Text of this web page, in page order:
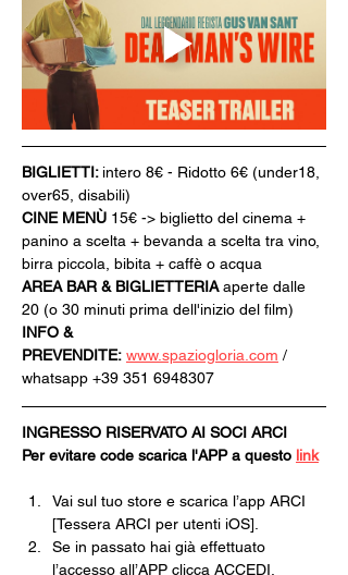
BIGLIETTI: intero 8€ - Ridotto 6€ (under18,
over65, disabili)
CINE MENÙ 15€ -> biglietto del cinema +
panino a scelta + bevanda a scelta tra vino,
birra piccola, bibita + caffè o acqua
AREA BAR & BIGLIETTERIA aperte dalle
20 (o 30 minuti prima dell'inizio del film)
INFO &
PREVENDITE: www.spaziogloria.com /
whatsapp +39 351 6948307
INGRESSO RISERVATO AI SOCI ARCI
Per evitare code scarica l'APP a questo link
Vai sul tuo store e scarica l’app ARCI
[Tessera ARCI per utenti iOS].
Se in passato hai già effettuato
l’accesso all’APP clicca ACCEDI,